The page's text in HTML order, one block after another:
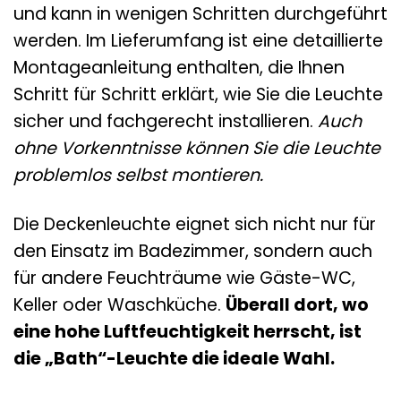
und kann in wenigen Schritten durchgeführt
werden. Im Lieferumfang ist eine detaillierte
Montageanleitung enthalten, die Ihnen
Schritt für Schritt erklärt, wie Sie die Leuchte
sicher und fachgerecht installieren. Auch
ohne Vorkenntnisse können Sie die Leuchte
problemlos selbst montieren.
Die Deckenleuchte eignet sich nicht nur für
den Einsatz im Badezimmer, sondern auch
für andere Feuchträume wie Gäste-WC,
Keller oder Waschküche. Überall dort, wo
eine hohe Luftfeuchtigkeit herrscht, ist
die „Bath“-Leuchte die ideale Wahl.